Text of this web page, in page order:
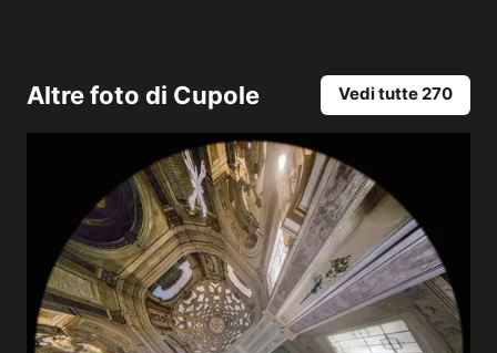
Altre foto di Cupole Vedi tutte 270